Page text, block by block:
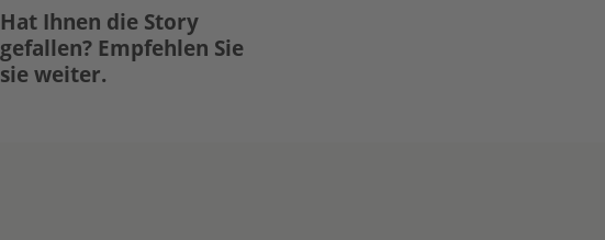
Hat Ihnen die Story
gefallen? Empfehlen Sie
sie weiter.